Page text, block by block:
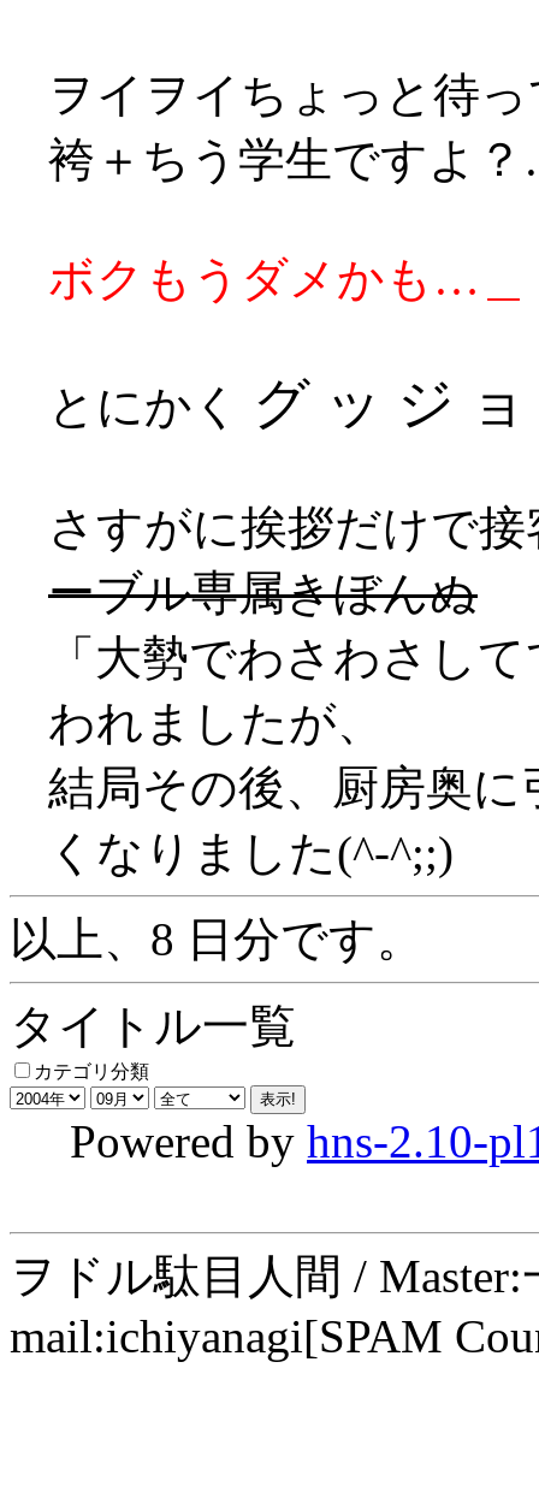
ヲイヲイちょっと待
袴＋ちう学生ですよ
ボクもうダメかも…＿
とにかく グ ッ ジ
さすがに挨拶だけで
ーブル専属きぼんぬ
「大勢でわさわさし
われましたが、
結局その後、厨房奥
くなりました(^-^;;)
以上、8 日分です。
タイトル一覧
カテゴリ分類
Powered by hns-2.10-
ヲドル駄目人間 /
mail:ichiyanagi[SPAM